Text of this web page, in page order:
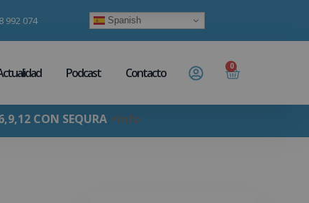
992 074 Spanish
Podcast Contacto 0
CON SEQURA +info